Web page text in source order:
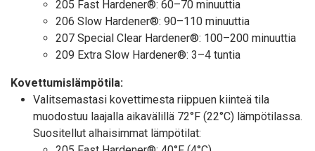
205 Fast Hardener®: 60–70 minuuttia
206 Slow Hardener®: 90–110 minuuttia
207 Special Clear Hardener®: 100–200 minuuttia
209 Extra Slow Hardener®: 3–4 tuntia
Kovettumislämpötila:
Valitsemastasi kovettimesta riippuen kiinteä tila
muodostuu laajalla aikavälillä 72°F (22°C) lämpötilassa.
Suositellut alhaisimmat lämpötilat: